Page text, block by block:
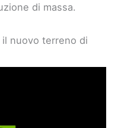
di massa.
nuovo terreno di